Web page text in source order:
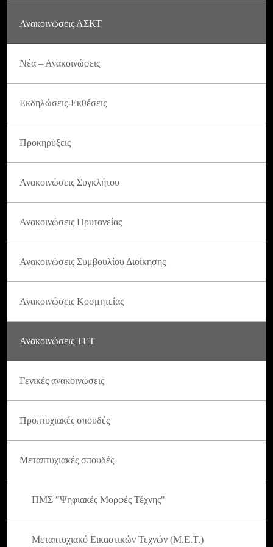
Ανακοινώσεις ΑΣΚΤ
Νέα – Ανακοινώσεις
Εκδηλώσεις-Εκθέσεις
Προκηρύξεις
Ανακοινώσεις Συγκλήτου
Ανακοινώσεις Πρυτανείας
Ανακοινώσεις Συμβουλίου Διοίκησης
Ανακοινώσεις Κοσμητείας
Ανακοινώσεις ΤΕΤ
Γενικές ανακοινώσεις
Προπτυχιακές σπουδές
Μεταπτυχιακές σπουδές
ΠΜΣ "Ψηφιακές Μορφές Τέχνης"
Μεταπτυχιακό Εικαστικών Τεχνών (Μ.Ε.Τ.)